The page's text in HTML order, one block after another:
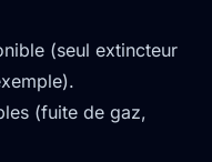
(seul extincteur
(fuite de gaz,